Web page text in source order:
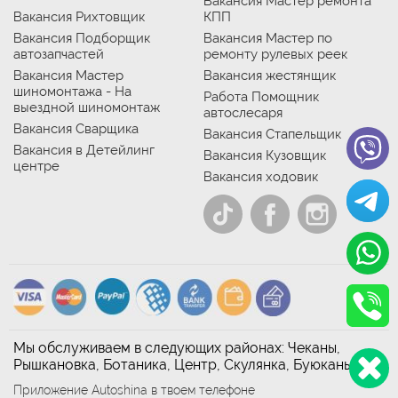
Вакансия Рихтовщик
Вакансия Подборщик
автозапчастей
Вакансия Мастер
шиномонтажа - На
выездной шиномонтаж
Вакансия Сварщика
Вакансия в Детейлинг
центре
КПП
Вакансия Мастер по
ремонту рулевых реек
Вакансия жестянщик
Работа Помощник
автослесаря
Вакансия Стапельщик
Вакансия Кузовщик
Вакансия ходовик
Мы обслуживаем в следующих районах: Чеканы,
Рышкановка, Ботаника, Центр, Скулянка, Буюканы
Приложение Autoshina в твоем телефоне